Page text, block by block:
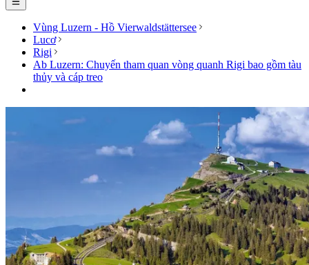
Vùng Luzern - Hồ Vierwaldstättersee
Lucơ
Rigi
Ab Luzern: Chuyến tham quan vòng quanh Rigi bao gồm tàu
thủy và cáp treo